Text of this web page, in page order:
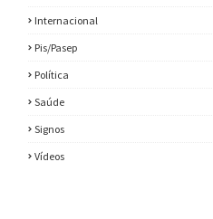
Internacional
Pis/Pasep
Política
Saúde
Signos
Vídeos